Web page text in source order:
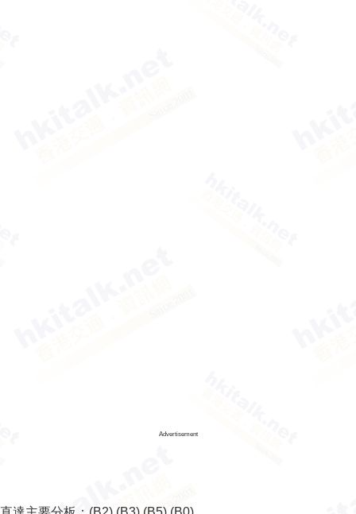
Advertisement